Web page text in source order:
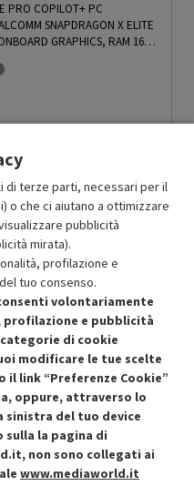
PRO COPILOT+ PC
SNAPDRAGON X ELITE
GRAPHICS, RAM 16
HOME - PRMG GRADING
10%
da
carrello
prodotto ricondizionato.
Recedere dal contratto qui
di terze parti, necessari per il
o che ci aiutano a ottimizzare
pubblicità
mirata).
profilazione e
tuo consenso.
volontariamente
profilazione e pubblicità
di cookie
modificare le tue scelte
link “Preferenze Cookie”
oppure, attraverso lo
sinistra del tuo device
la pagina di
non sono collegati ai
www.mediaworld.it